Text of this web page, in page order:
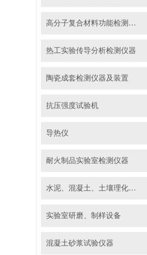
高分子复合材料功能检测仪器
热工实验传导分析检测仪器
陶瓷成套检测仪器及装置
抗压强度试验机
导热仪
耐火制品实验室检测仪器
水泥、混凝土、土壤理化检测仪器及装置
实验室研磨、制样设备
混凝土砂浆试验仪器